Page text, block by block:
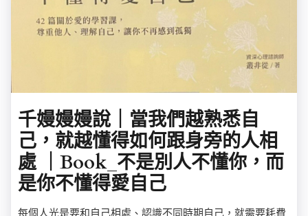
千嫚嫚嫚說｜當我們越熟悉自
己，就越懂得如何跟身旁的人相
處 ｜Book_不是別人不懂你，而
是你不懂得愛自己
每個人光是要和自己相處、認識不同時期自己，就需要耗費